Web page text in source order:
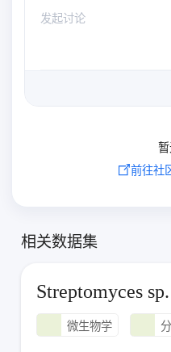
前往社
相关数据集
Streptomyces sp.
微生物学